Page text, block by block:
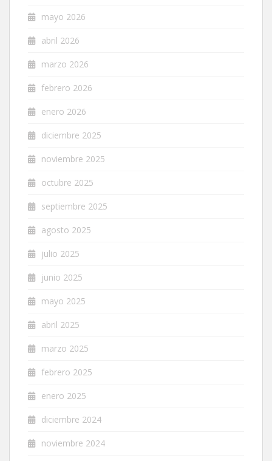
mayo 2026
abril 2026
marzo 2026
febrero 2026
enero 2026
diciembre 2025
noviembre 2025
octubre 2025
septiembre 2025
agosto 2025
julio 2025
junio 2025
mayo 2025
abril 2025
marzo 2025
febrero 2025
enero 2025
diciembre 2024
noviembre 2024